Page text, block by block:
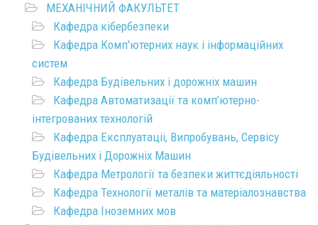
МЕХАНІЧНИЙ ФАКУЛЬТЕТ
Кафедра кібербезпеки
Кафедра Комп'ютерних наук і інформаційних
систем
Кафедра Будівельних і дорожніх машин
Кафедра Автоматизації та комп’ютерно-
інтегрованих технологій
Кафедра Експлуатаціі, Випробувань, Сервісу
Будівельних і Дорожніх Машин
Кафедра Метрології та безпеки життєдіяльності
Кафедра Технології металів та матеріалознавства
Кафедра Іноземних мов